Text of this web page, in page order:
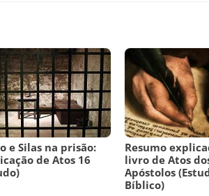
e Silas na prisão:
de Atos 16
Resumo
livro de Atos
Apóstolos
Bíblico)